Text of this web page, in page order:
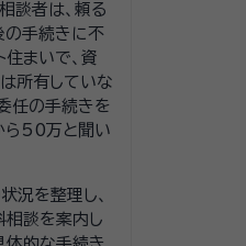
談者は、頼る
の手続きに不
住まいで、資
所有していな
任の手続きを
ら50万と聞い
況を整理し、
相談を案内し